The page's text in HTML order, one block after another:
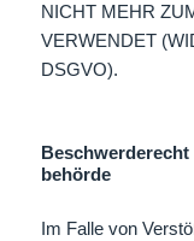
NICHT MEHR
VERWENDET
DSGVO).
behörde
Im Falle von